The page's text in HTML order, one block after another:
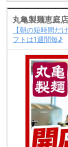
丸亀製麺恵庭店
【朝の短時間だ
フトは1週間毎♪